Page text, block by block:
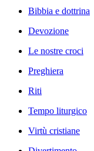
Bibbia e dottrina
Devozione
Le nostre croci
Preghiera
Riti
Tempo liturgico
Virtù cristiane